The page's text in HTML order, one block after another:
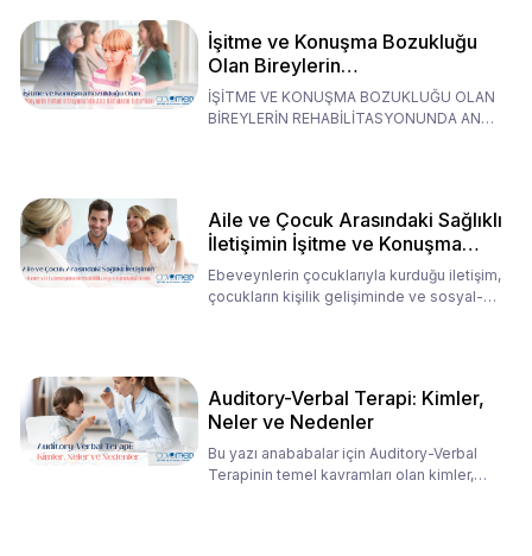
İşitme ve Konuşma Bozukluğu
Olan Bireylerin
Rehabilitasyonunda Ana
Babaların Tutumları
İŞİTME VE KONUŞMA BOZUKLUĞU OLAN
BİREYLERİN REHABİLİTASYONUNDA ANA
Aile ve Çocuk Arasındaki Sağlıklı
İletişimin İşitme ve Konuşma
Rehabilitasyonundaki Rolü
Ebeveynlerin çocuklarıyla kurduğu iletişim,
çocukların kişilik gelişiminde ve sosyal-
Auditory-Verbal Terapi: Kimler,
Neler ve Nedenler
Bu yazı anababalar için Auditory-Verbal
Terapinin temel kavramları olan kimler,